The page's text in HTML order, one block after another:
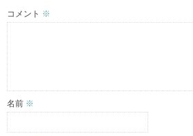
コメント ※
名前 ※